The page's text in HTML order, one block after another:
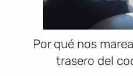
Por qué nos
trasero del